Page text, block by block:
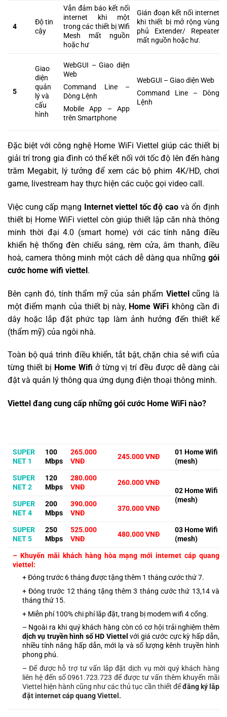
4
Độ tin
cậy
Vẫn đảm báo kết nối
internet khi một
trong các thiết bị Wifi
Mesh mất nguồn
hoặc hư
Gián đoạn kết nối internet
khi thiết bị mở rộng vùng
phủ Extender/ Repeater
mất nguồn hoặc hư.
5
Giao
diện
quản
lý và
cấu
hình
WebGUI – Giao diện
Web
Command Line –
Dòng Lệnh
Mobile App – App
trên Smartphone
WebGUI – Giao diện Web
Command Line – Dòng
Lệnh
Đặc biệt với công nghệ Home WiFi Viettel giúp các thiết bị
giải trí trong gia đình có thể kết nối với tốc độ lên đến hàng
trăm Megabit, lý tưởng để xem các bộ phim 4K/HD, chơi
game, livestream hay thực hiện các cuộc gọi video call.
Việc cung cấp mạng Internet viettel tốc độ cao và ổn định
thiết bị Home WiFi viettel còn giúp thiết lập căn nhà thông
minh thời đại 4.0 (smart home) với các tính năng điều
khiển hệ thống đèn chiếu sáng, rèm cửa, âm thanh, điều
hoà, camera thông minh một cách dễ dàng qua những gói
cước home wifi viettel.
Bên cạnh đó, tính thẩm mỹ của sản phẩm Viettelcũng là
một điểm mạnh của thiết bị này, Home WiFi không cần đi
dây hoặc lắp đặt phức tạp làm ảnh hưởng đến thiết kế
(thẩm mỹ) của ngôi nhà.
Toàn bộ quá trình điều khiển, tắt bật, chặn chia sẻ wifi của
từng thiết bị Home Wifi ở từng vị trí đều được dễ dàng cài
đặt và quản lý thông qua ứng dụng điện thoại thông minh.
Viettel đang cung cấp những gói cước Home WiFi nào?
SUPER
NET 1
100
Mbps
265.000
VNĐ
245.000 VNĐ
01 Home Wifi
(mesh)
SUPER
NET 2
120
Mbps
280.000
VNĐ
260.000 VNĐ
02 Home Wifi
(mesh)
SUPER
NET 4
200
Mbps
390.000
VNĐ
370.000 VNĐ
SUPER
NET 5
250
Mbps
525.000
VNĐ
480.000 VNĐ
03 Home Wifi
(mesh)
– Khuyến mãi khách hàng hòa mạng mới internet cáp quang
viettel:
+ Đóng trước 6 tháng được tặng thêm 1 tháng cước thứ 7.
+ Đóng trước 12 tháng tặng thêm 3 tháng cước thứ 13,14 và
tháng thứ 15.
+ Miễn phí 100% chi phí lắp đặt, trang bị modem wifi 4 cổng.
– Ngoài ra khi quý khách hàng còn có cơ hội trải nghiệm thêm
dịch vụ truyền hình số HD Viettel với giá cước cực kỳ hấp dẫn,
nhiều tính năng hấp dẫn, mới lạ và số lượng kênh truyền hình
phong phú.
–Để được hỗ trợ tư vấn lắp đặt dịch vụ mời quý khách hàng
liên hệ đến số0961.723.723 để được tư vấn thêm khuyến mãi
Viettel hiện hành cũng như các thủ tục cần thiết đểđăng ký lắp
đặt internet cáp quang Viettel .